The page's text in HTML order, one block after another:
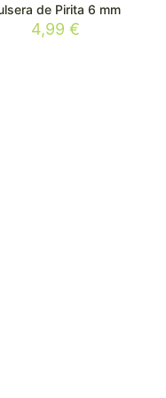
de Pirita 6 mm
4,99 €